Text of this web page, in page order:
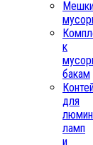
к
бакам
для
ламп
и